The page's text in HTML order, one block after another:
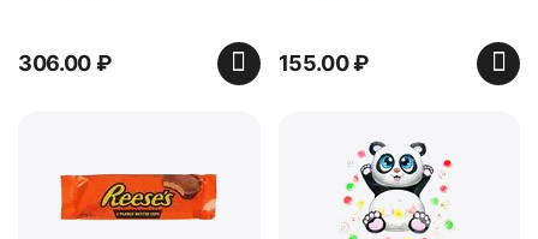
306.00₽ 155.00₽